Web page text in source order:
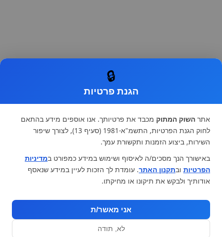
🔒
הגנת פרטיות
אתר השוק המתוק מכבד את פרטיותך. אנו אוספים מידע בהתאם
לחוק הגנת הפרטיות, התשמ"א-1981 (סעיף 13), לצורך שיפור
השירות, ביצוע הזמנות ותקשורת עמך.
באישורך הנך מסכים/ה לאיסוף ושימוש במידע כמפורט במדיניות
הפרטיות ובתקנון האתר. עומדת לך הזכות לעיין במידע שנאסף
אודותיך ולבקש את תיקונו או מחיקתו.
אני מאשר/ת
לא, תודה